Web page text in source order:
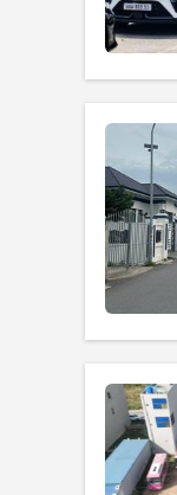
Pháp lý
Mọi chi
Lô góc
Doji
- Diện
Vị trí
- 100m
- Gần trụ
- Đường